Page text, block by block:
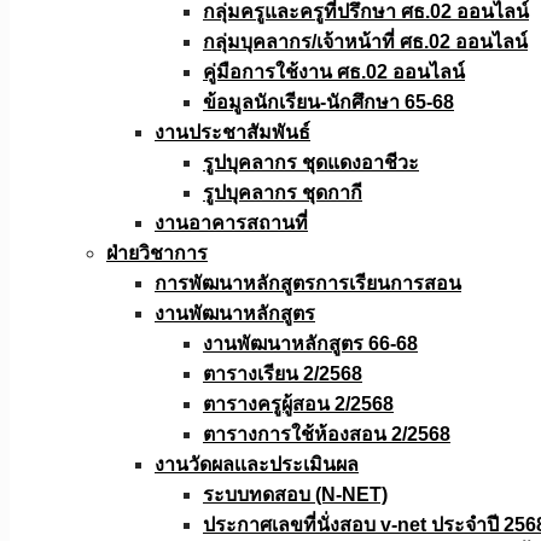
กลุ่มครูและครูที่ปรึกษา ศธ.02 ออนไลน์
กลุ่มบุคลากร/เจ้าหน้าที่ ศธ.02 ออนไลน์
คู่มือการใช้งาน ศธ.02 ออนไลน์
ข้อมูลนักเรียน-นักศึกษา 65-68
งานประชาสัมพันธ์
รูปบุคลากร ชุดแดงอาชีวะ
รูปบุคลากร ชุดกากี
งานอาคารสถานที่
ฝ่ายวิชาการ
การพัฒนาหลักสูตรการเรียนการสอน
งานพัฒนาหลักสูตร
งานพัฒนาหลักสูตร 66-68
ตารางเรียน 2/2568
ตารางครูผู้สอน 2/2568
ตารางการใช้ห้องสอน 2/2568
งานวัดผลเเละประเมินผล
ระบบทดสอบ (N-NET)
ประกาศเลขที่นั่งสอบ v-net ประจำปี